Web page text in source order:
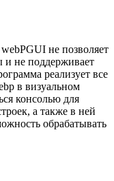
не позволяет
и не поддерживает
реализует все
в визуальном
консолью для
а также в ней
обрабатывать